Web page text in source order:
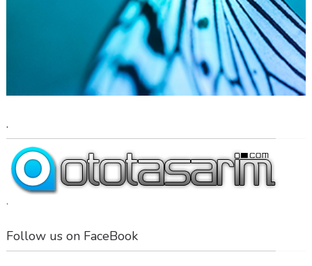
.
.
Follow us on FaceBook